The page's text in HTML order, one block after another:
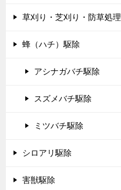
草刈り・芝刈り・防草処理
蜂（ハチ）駆除
アシナガバチ駆除
スズメバチ駆除
ミツバチ駆除
シロアリ駆除
害獣駆除